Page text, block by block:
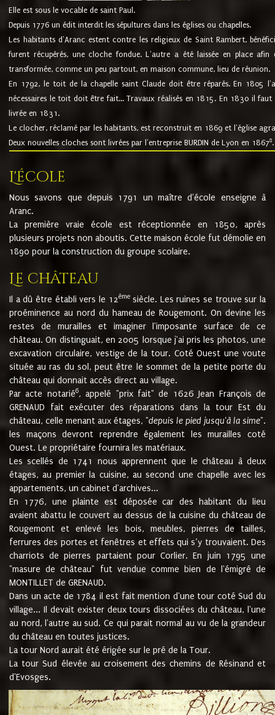
Elle est sous le vocable de saint Paul.
Depuis 1776 un édit interdit les sépultures dans les églises ou chapelles.
Les habitants d'Aranc estent contre les religieux de Saint Rambert,
furent récupérés, une cloche fondue. L'autre a été laissée en place
transformée, comme un peu partout, en maison commune, lieu de réunion.
En 1792, le toit de la chapelle saint Claude doit être réparés. En 1805
nécessaires le toit doit être fait... Travaux réalisés en 1815. En 1830 il
livrée en 1831.
Le clocher, réclamé par les habitants, est reconstruit en 1869 et l'église
Deux nouvelles cloches sont livrées par l'entreprise BURDIN de Lyon en 18678.
L'école
Nous savons que depuis 1791 un maître d'école enseigne à
Aranc.
La première vraie école est réceptionnée en 1850, après
plusieurs projets non aboutis. Cette maison école fut démolie en
1890 pour la construction du groupe scolaire.
Le château
Il a dû être établi vers le 12èmesiècle. Les ruines se trouve sur la
proéminence au nord du hameau de Rougemont. On devine les
restes de murailles et imaginer l'imposante surface de ce
château. On distinguait, en 2005 lorsque j'ai pris les photos, une
excavation circulaire, vestige de la tour. Coté Ouest une voute
située au ras du sol, peut être le sommet de la petite porte du
château qui donnait accès direct au village.
Par acte notarié6, appelé "prix fait" de 1626 Jean François de
GRENAUD fait exécuter des réparations dans la tour Est du
château, celle menant aux étages, "depuis le pied jusqu'à la sime".
les maçons devront reprendre également les murailles coté
Ouest. Le propriétaire fournira les matériaux.
Les scellés de 1741 nous apprennent que le château à deux
étages, au premier la cuisine, au second une chapelle avec les
appartements, un cabinet d'archives...
En 1776, une plainte est déposée car des habitant du lieu
avaient abattu le couvert au dessus de la cuisine du château de
Rougemont et enlevé les bois, meubles, pierres de tailles,
ferrures des portes et fenêtres et effets qui s’y trouvaient. Des
charriots de pierres partaient pour Corlier. En juin 1795 une
"masure de château" fut vendue comme bien de l'émigré de
MONTILLET de GRENAUD.
Dans un acte de 1784 il est fait mention d'une tour coté Sud du
village... Il devait exister deux tours dissociées du château, l'une
au nord, l'autre au sud. Ce qui parait normal au vu de la grandeur
du château en toutes justices.
La tour Nord aurait été érigée sur le pré de la Tour.
La tour Sud élevée au croisement des chemins de Résinand et
d'Evosges.